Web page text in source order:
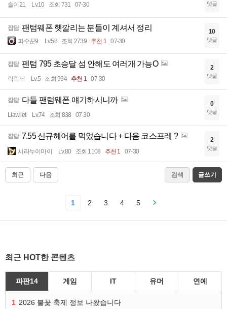
솔이21 Lv.10 조회 731 07-30 댓글
잡담 팬텀웨폰 헷깔리는 분들이 계셔서 정리
파수꾼9 Lv.58 조회 2739 추천 1 07-30
10
댓글
잡담 펜텀 795 초승달 섬 안해도 여러개 가능O
락락낙 Lv.5 조회 994 추천 1 07-30
2
댓글
잡담 다들 팬텀웨폰 얘기하시니까
Llawliet Lv.74 조회 838 07-30
0
댓글
잡담 7.55 신규헤어를 먹었습니다 + 다음 코스프레 ?
시라누이마이 Lv.80 조회 1108 추천 1 07-30
2
댓글
최근 다음 검색 글쓰기
1 2 3 4 5
최근 HOT한 콘텐츠
파판14 게임 IT 유머 연예
1 2026 불꽃 축제 정보 나왔습니다